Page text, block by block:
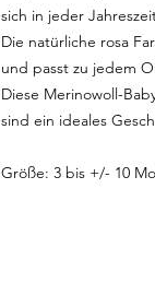
sich in jeder
Die natürliche rosa
und passt zu jedem
Diese Merinowoll-
sind ein ideales
Größe: 3 bis +/- 10